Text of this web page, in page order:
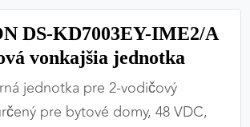
DS-KD7003EY-IME2/A
vonkajšia jednotka
jednotka pre 2-vodičový
pre bytové domy, 48 VDC,
plnú funkčnosť.
cookies
COOKIES